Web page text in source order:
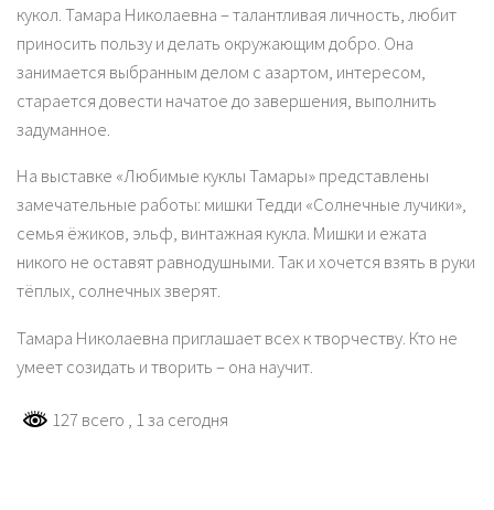
кукол. Тамара Николаевна – талантливая личность, любит
приносить пользу и делать окружающим добро. Она
занимается выбранным делом с азартом, интересом,
старается довести начатое до завершения, выполнить
задуманное.
На выставке «Любимые куклы Тамары» представлены
замечательные работы: мишки Тедди «Солнечные лучики»,
семья ёжиков, эльф, винтажная кукла. Мишки и ежата
никого не оставят равнодушными. Так и хочется взять в руки
тёплых, солнечных зверят.
Тамара Николаевна приглашает всех к творчеству. Кто не
умеет созидать и творить – она научит.
127 всего , 1 за сегодня